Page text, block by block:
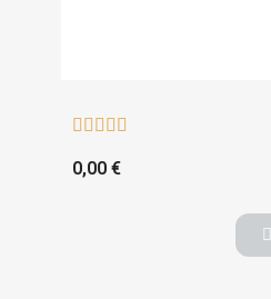
    
0,00 €